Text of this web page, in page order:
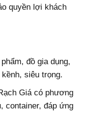
quyền lợi khách
đồ gia dụng,
siêu trọng.
Giá có phương
container, đáp ứng